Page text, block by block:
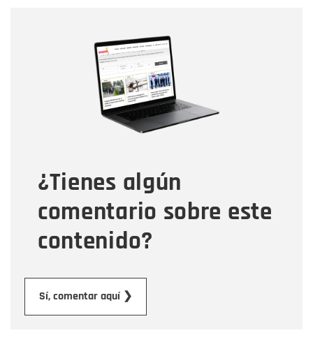
¿Tienes algún
comentario sobre este
contenido?
Sí, comentar aquí ❯
Correo electrónico
Tipo de comentario
Mensaje